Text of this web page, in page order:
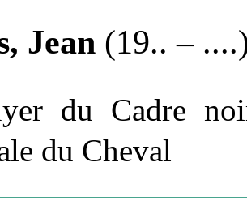
Jean (19.. –
du Cadre
du Cheval